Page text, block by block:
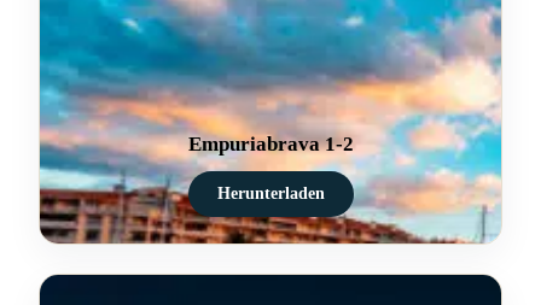
Empuriabrava 1-2
Herunterladen